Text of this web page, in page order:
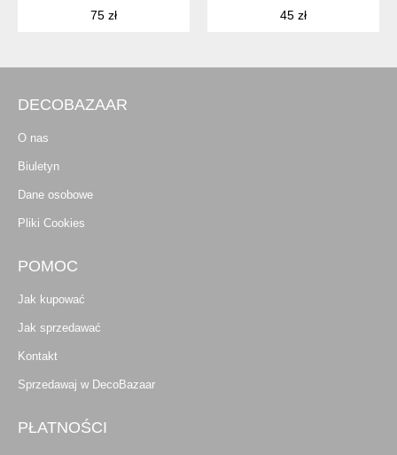
75 zł
45 zł
DECOBAZAAR
O nas
Biuletyn
Dane osobowe
Pliki Cookies
POMOC
Jak kupować
Jak sprzedawać
Kontakt
Sprzedawaj w DecoBazaar
PŁATNOŚCI